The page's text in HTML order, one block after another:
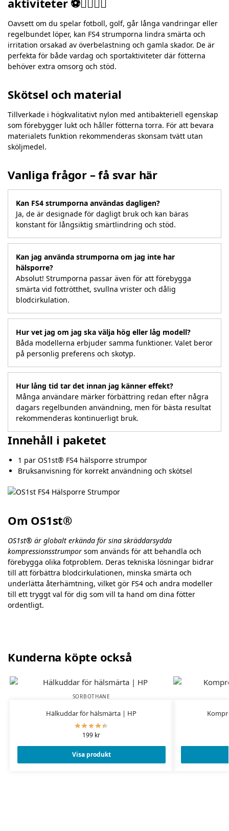
Oavsett om du spelar fotboll, golf, går långa vandringar eller
regelbundet löper, kan FS4 strumporna lindra smärta och
irritation orsakad av överbelastning och gamla skador. De är
perfekta för både vardag och sportaktiviteter där fötterna
behöver extra omsorg och stöd.
Skötsel och material
Tillverkade i högkvalitativt nylon med antibakteriell egenskap
som förebygger lukt och håller fötterna torra. För att bevara
materialets funktion rekommenderas skonsam tvätt utan
sköljmedel.
Vanliga frågor – få svar här
Kan FS4 strumporna användas dagligen?
Ja, de är designade för dagligt bruk och kan bäras
konstant för långsiktig smärtlindring och stöd.
Kan jag använda strumporna om jag inte har
hälsporre?
Absolut! Strumporna passar även för att förebygga
smärta vid fottrötthet, svullna vrister och dålig
blodcirkulation.
Hur vet jag om jag ska välja hög eller låg modell?
Båda modellerna erbjuder samma funktioner. Valet beror
på personlig preferens och skotyp.
Hur lång tid tar det innan jag känner effekt?
Många användare märker förbättring redan efter några
dagars regelbunden användning, men för bästa resultat
rekommenderas kontinuerligt bruk.
Innehåll i paketet
1 par OS1st® FS4 hälsporre strumpor
Bruksanvisning för korrekt användning och skötsel
Om OS1st®
OS1st® är globalt erkända för sina skräddarsydda
kompressionsstrumpor som används för att behandla och
förebygga olika fotproblem. Deras tekniska lösningar bidrar
till att förbättra blodcirkulationen, minska smärta och
underlätta återhämtning, vilket gör FS4 och andra modeller
till ett tryggt val för dig som vill ta hand om dina fötter
ordentligt.
Kunderna köpte också
SORBOTHANE
Hälkuddar för hälsmärta | HP
199 kr
Visa produkt